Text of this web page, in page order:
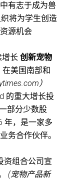
有志于成为兽
将为学生创造
源机会
增长创新宠物
美国南部和
）
的重大增长投
部分少数股
年，是一家多
务合作伙伴。
资组合公司宣
(宠物产品新